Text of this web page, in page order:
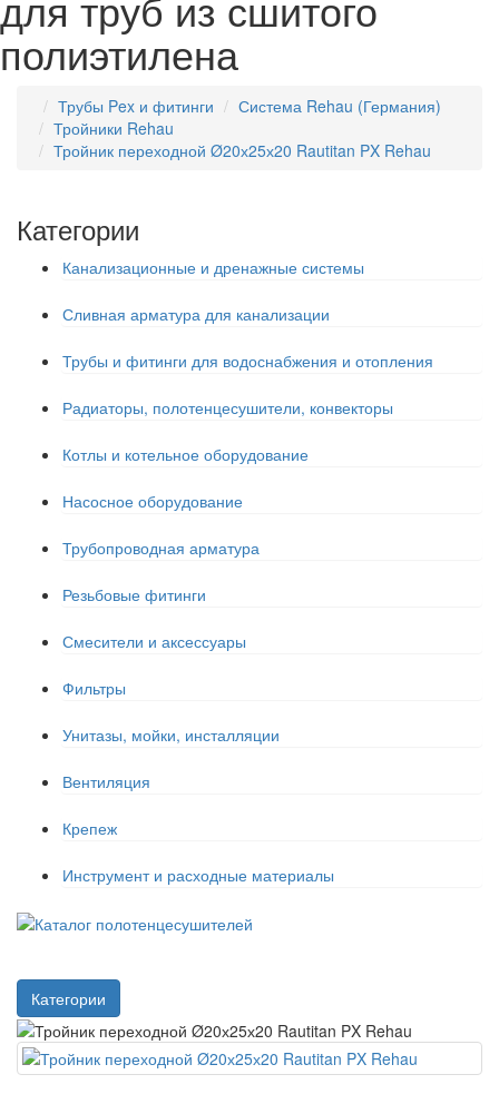
полиэтилена
Трубы Pex и фитинги
Система Rehau (Германия)
Тройники Rehau
Тройник переходной Ø20х25х20 Rautitan PX Rehau
Категории
Канализационные и дренажные системы
Сливная арматура для канализации
Трубы и фитинги для водоснабжения и отопления
Радиаторы, полотенцесушители, конвекторы
Котлы и котельное оборудование
Насосное оборудование
Трубопроводная арматура
Резьбовые фитинги
Смесители и аксессуары
Фильтры
Унитазы, мойки, инсталляции
Вентиляция
Крепеж
Инструмент и расходные материалы
Категории